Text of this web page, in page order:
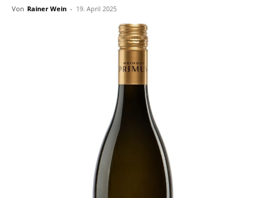
Von Rainer Wein - 19. April 2025